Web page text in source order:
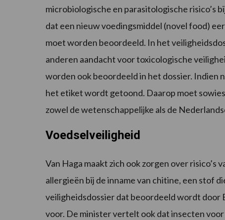
microbiologische en parasitologische risico’s
dat een nieuw voedingsmiddel (novel food)
moet worden beoordeeld. In het
anderen aandacht voor toxicologische
worden ook beoordeeld in het dossier.
het etiket wordt getoond. Daarop moet
zowel de wetenschappelijke als de
Voedselveiligheid
Van Haga maakt zich ook zorgen over risico’s
allergieën bij de inname van chitine, een stof
veiligheidsdossier dat beoordeeld wordt door
voor. De minister vertelt ook dat insecten